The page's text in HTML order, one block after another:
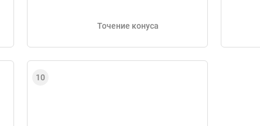
Точение конуса